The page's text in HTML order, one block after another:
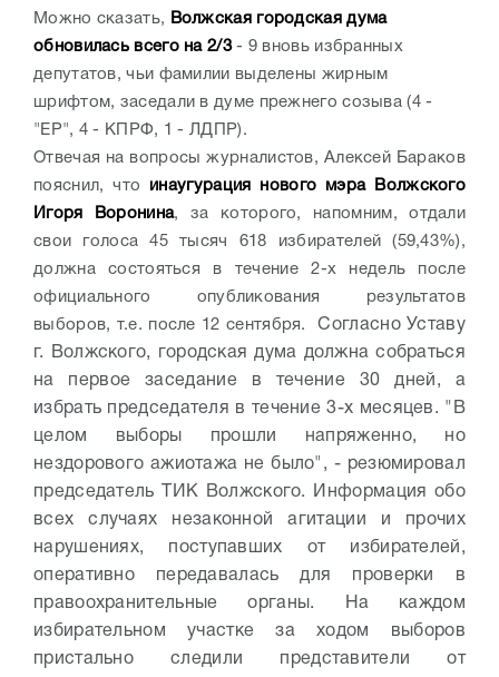
Можно сказать,
Волжская городская дума
обновилась всего на 2/3- 9 вновь избранных
депутатов, чьи фамилии выделены жирным
шрифтом, заседали в думе прежнего созыва (4 -
"ЕР", 4 - КПРФ, 1 - ЛДПР).
Отвечая на вопросы журналистов, Алексей Бараков
пояснил, что инаугурация нового мэра Волжского
Игоря Воронина, за которого, напомним, отдали
свои голоса 45 тысяч 618 избирателей (59,43%),
должна состояться в течение 2-х недель после
официального опубликования результатов
выборов, т.е. после 12 сентября.
Согласно Уставу
г. Волжского, городская дума должна собраться
на первое заседание в течение 30 дней, а
избрать председателя в течение 3-х месяцев. "В
целом выборы прошли напряженно, но
нездорового ажиотажа не было", - резюмировал
председатель ТИК Волжского. Информация обо
всех случаях незаконной агитации и прочих
нарушениях, поступавших от избирателей,
оперативно передавалась для проверки в
правоохранительные органы. На каждом
избирательном участке за ходом выборов
пристально следили представители от